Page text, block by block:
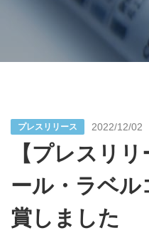
プレスリリース 2022/12/02
【プレスリ
ール・ラベル
賞しました